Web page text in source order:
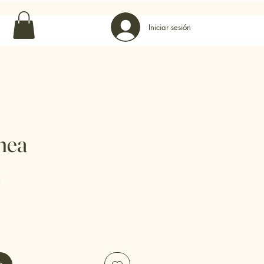
10–13:30 17–20:30 · Sáb: 10–14:00
Iniciar sesión